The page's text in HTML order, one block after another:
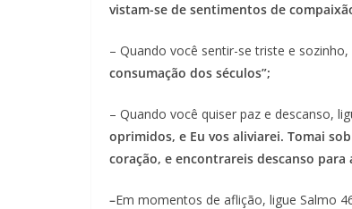
vistam-se de sentimentos de
– Quando você sentir-se triste e
consumação dos séculos”;
– Quando você quiser paz e descanso,
oprimidos, e Eu vos aliviarei. Tomai
coração, e encontrareis descanso para
–Em momentos de aflição, ligue Salmo